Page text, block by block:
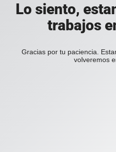
Lo siento,
trabajos
Gracias por tu paciencia.
volveremos